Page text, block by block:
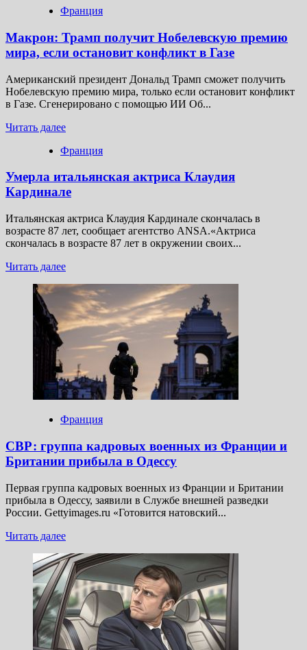
Франция
Макрон: Трамп получит Нобелевскую премию
мира, если остановит конфликт в Газе
Американский президент Дональд Трамп сможет получить
Нобелевскую премию мира, только если остановит конфликт
в Газе. Сгенерировано с помощью ИИ Об...
Читать далееПрочитать
о
Трамп
получит
Нобелевскую
мира,
если
остановит
в
Газе
Франция
Умерла итальянская актриса Клаудия
Кардинале
Итальянская актриса Клаудия Кардинале скончалась в
возрасте 87 лет, сообщает агентство ANSA.«Актриса
скончалась в возрасте 87 лет в окружении своих...
Читать далееПрочитать
о
Умерла
итальянская
актриса
Клаудия
Кардинале
Франция
СВР: группа кадровых военных из Франции и
Британии прибыла в Одессу
Первая группа кадровых военных из Франции и Британии
прибыла в Одессу, заявили в Службе внешней разведки
России. Gettyimages.ru «Готовится натовский...
Читать далееПрочитать
о
СВР:
группа
кадровых
военных
из
Франции
и